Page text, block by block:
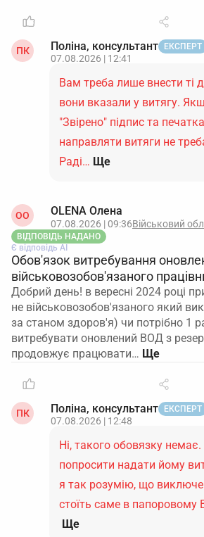
ПК Поліна, консультант ЕКСПЕРТ
07.08.2026 | 12:41
Вам треба лише внести ті
вони вказали у витягу.
"Звірено" підпис та
направляти витяги не
Раді… Ще
ОO OLENA Олена
07.08.2026 | 09:36Військовий
ВІДПОВІДЬ НАДАНО
Є відповідь АІ
Обов'язок витребування
військовозобов'язаного
Добрий день! в вересні 2024 році
не військовозобов'язаного який
за станом здоров'я) чи потрібно 1
витребувати оновлений ВОД з
продовжує працювати…
ПК Поліна, консультант ЕКСПЕРТ
07.08.2026 | 12:48
Ні, такого обовязку
попросити надати йому
я так розумію, що
стоїть саме в
Ще